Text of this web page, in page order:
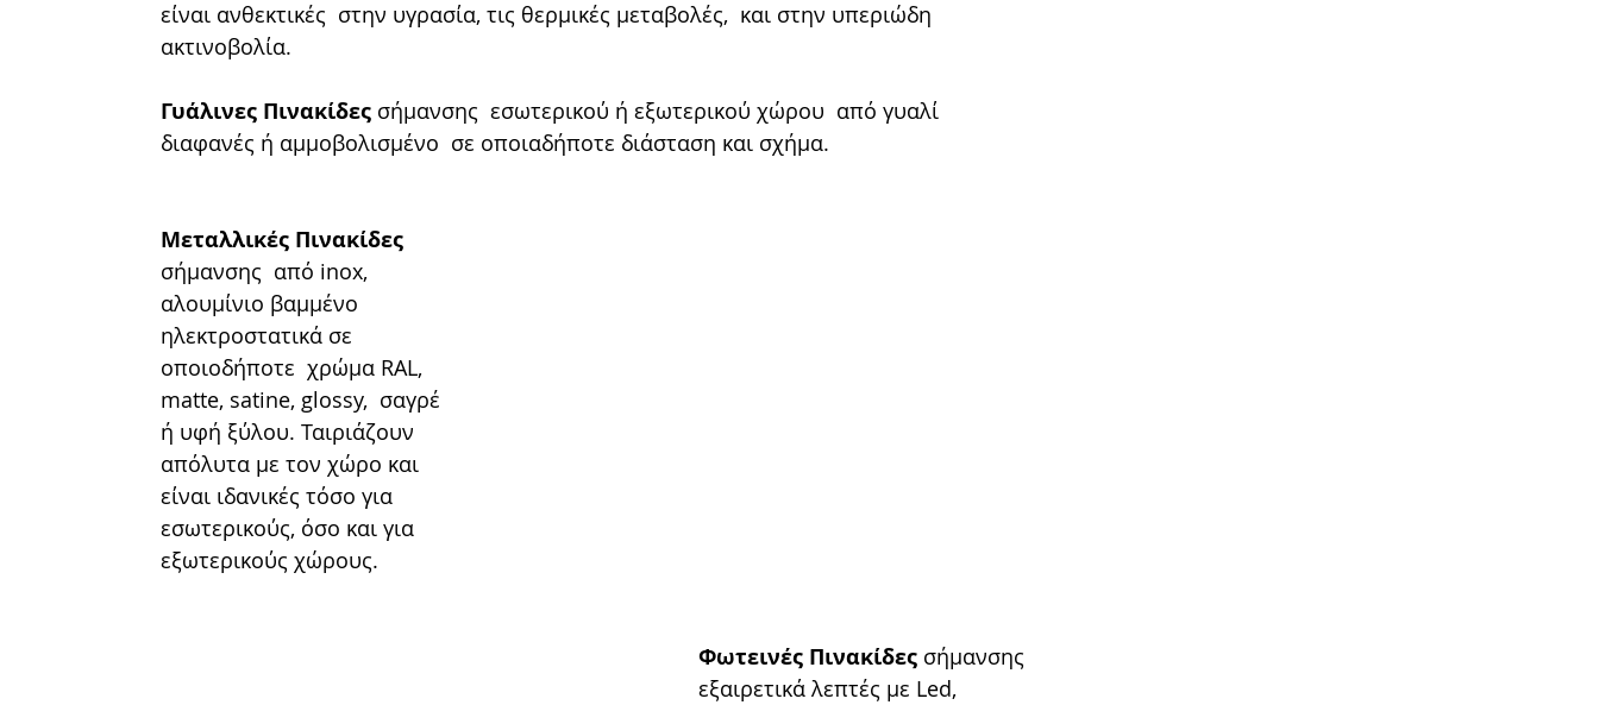
είναι ανθεκτικές  στην υγρασία, τις θερµικές µεταβολές,  και στην υπεριώδη
ακτινοβολία.
Γυάλινες Πινακίδες σήµανσης  εσωτερικού ή εξωτερικού χώρου  από γυαλί
διαφανές ή αµµοβολισµένο  σε οποιαδήποτε διάσταση και σχήµα.
Mεταλλικές Πινακίδες
σήµανσης  από inox,
αλουµίνιο βαµµένο
ηλεκτροστατικά σε
οποιοδήποτε  χρώµα RAL,
matte, satine, glossy,  σαγρέ
ή υφή ξύλου. Ταιριάζουν
απόλυτα με τον χώρο και
είναι ιδανικές τόσο για
εσωτερικούς, όσο και για
εξωτερικούς χώρους.
Φωτεινές Πινακίδες σήµανσης
εξαιρετικά λεπτές µε Led,